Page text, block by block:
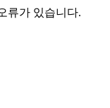
류가 있습니다.